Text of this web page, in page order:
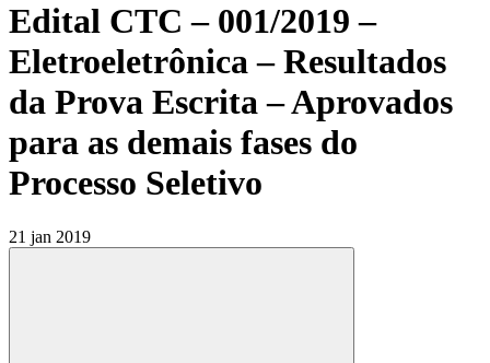
Edital CTC – 001/2019 –
Eletroeletrônica – Resultados
da Prova Escrita – Aprovados
para as demais fases do
Processo Seletivo
21 jan 2019